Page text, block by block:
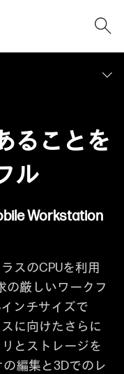
ることを
ル
Workstation
スのCPUを利用
の厳しいワークフ
ンチサイズで
に向けたさらに
とストレージを
編集と3Dでのレ